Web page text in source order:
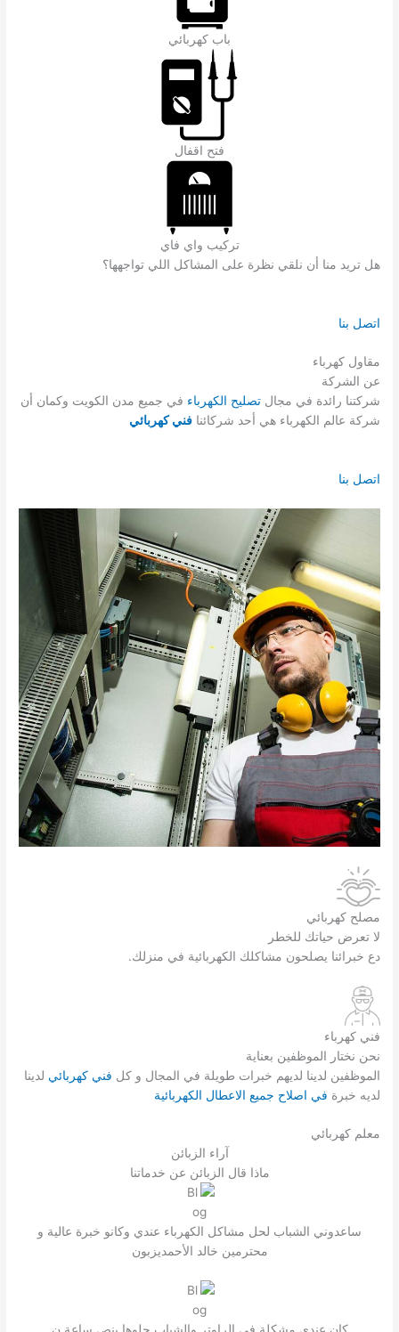
باب كهربائي
فتح اقفال
تركيب واي فاي
هل تريد منا أن نلقي نظرة على المشاكل اللي تواجهها؟
اتصل بنا
مقاول كهرباء
عن الشركة
شركتنا رائدة في مجالتصليح الكهرباء في جميع مدن الكويت وكمان أن
شركة عالم الكهرباء هي أحد شركائنافني كهربائي
اتصل بنا
مصلح كهربائي
لا تعرض حياتك للخطر
دع خبرائنا يصلحون مشاكلك الكهربائية في منزلك.
فني كهرباء
نحن نختار الموظفين بعناية
الموظفين لدينا لديهم خبرات طويلة في المجال و كل فني كهربائي لدينا
لديه خبرة في اصلاح جميع الاعطال الكهربائية
معلم كهربائي
آراء الزبائن
ماذا قال الزبائن عن خدماتنا
ساعدوني الشباب لحل مشاكل الكهرباء عندي وكانو خبرة عالية و
محترمين خالد الأحمديزبون